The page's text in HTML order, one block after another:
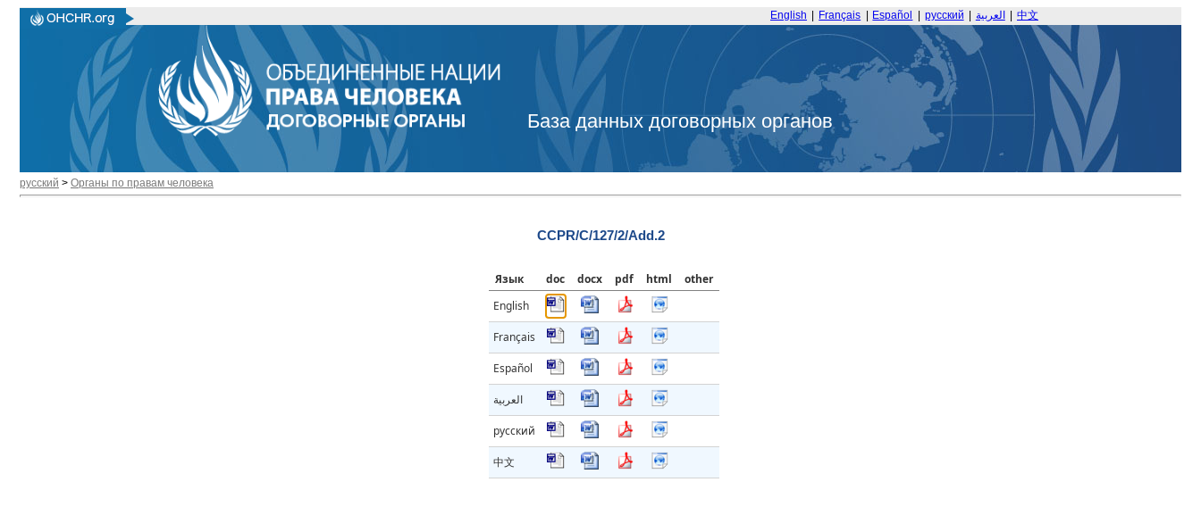
English Français Español русский العربية 中文
База данных договорных органов
русский > Органы по правам человека
CCPR/C/127/2/Add.2
Язык doc docx pdf html
other
English
Français
Español
العربية
русский
中文